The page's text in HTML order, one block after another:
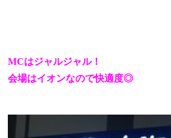
MCはジャルジャル！
会場はイオンなので快適度◎